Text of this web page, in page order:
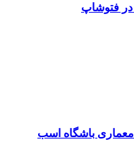
فتوشاپ
معماری باشگاه اسب